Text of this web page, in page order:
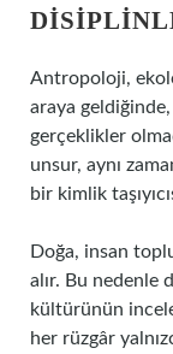
Antropoloji,
araya
gerçeklikler
unsur, aynı
bir kimlik
Doğa, insan
alır. Bu nedenle
kültürünün
her rüzgâr